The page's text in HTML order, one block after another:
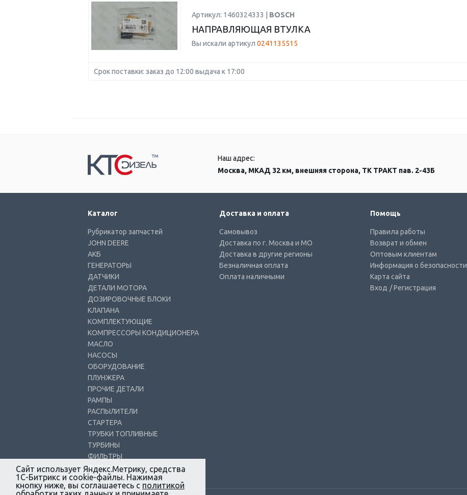
Артикул: 1460324333 | BOSCH
НАПРАВЛЯЮЩАЯ ВТУЛКА
Вы искали артикул 0241135515
Срок поставки: заказ до 12:00 выдача к 17:00
Наш адрес:
Москва, МКАД 32 км, внешняя сторона, ТК ТРАКТ пав. 2-43Б
Каталог
Рубрикатор запчастей
JOHN DEERE
АКБ
ГЕНЕРАТОРЫ
ДАТЧИКИ
ДЕТАЛИ МОТОРА
ДОЗИРОВОЧНЫЕ БЛОКИ
КЛАПАНА
КОМПЛЕКТУЮЩИЕ
КОМПРЕССОРЫ КОНДИЦИОНЕРА
МАСЛО
НАСОСЫ
ОБОРУДОВАНИЕ
ПЛУНЖЕРА
ПРОЧИЕ ДЕТАЛИ
РАМПЫ
РАСПЫЛИТЕЛИ
СТАРТЕРА
ТРУБКИ ТОПЛИВНЫЕ
ТУРБИНЫ
ФИЛЬТРЫ
ФОРСУНКИ
Доставка и оплата
Самовывоз
Доставка по г. Москва и МО
Доставка в другие регионы
Безналичная оплата
Оплата наличными
Помощь
Правила работы
Возврат и обмен
Оптовым клиентам
Информация о безопасности
Карта сайта
Вход / Регистрация
Сайт использует Яндекс.Метрику, средства
1С-Битрикс и cookie-файлы. Нажимая
кнопку ниже, вы соглашаетесь с политикой